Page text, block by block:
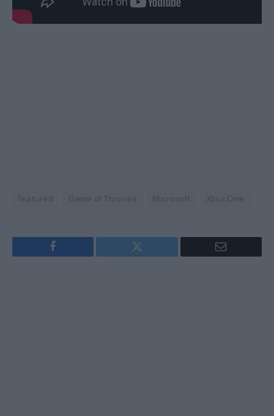
featured Game of Thrones Microsoft Xbox One
Facebook Twitter Email